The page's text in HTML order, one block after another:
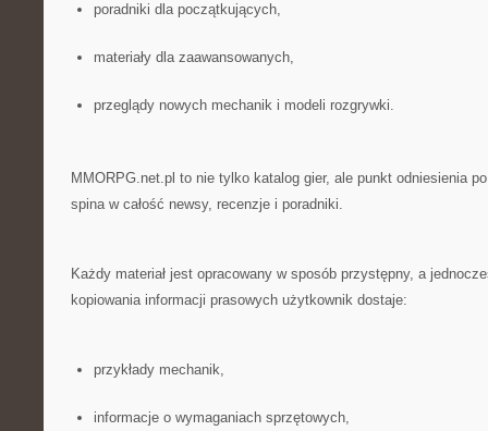
poradniki dla początkujących,
materiały dla zaawansowanych,
przeglądy nowych mechanik i modeli rozgrywki.
MMORPG.net.pl to nie tylko katalog gier, ale punkt odniesienia
spina w całość newsy, recenzje i poradniki.
Każdy materiał jest opracowany w sposób przystępny, a
kopiowania informacji prasowych użytkownik dostaje:
przykłady mechanik,
informacje o wymaganiach sprzętowych,